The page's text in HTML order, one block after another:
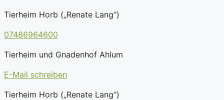
Tierheim Horb („Renate Lang“)
07486964600
Tierheim und Gnadenhof Ahlum
E-Mail schreiben
Tierheim Horb („Renate Lang“)